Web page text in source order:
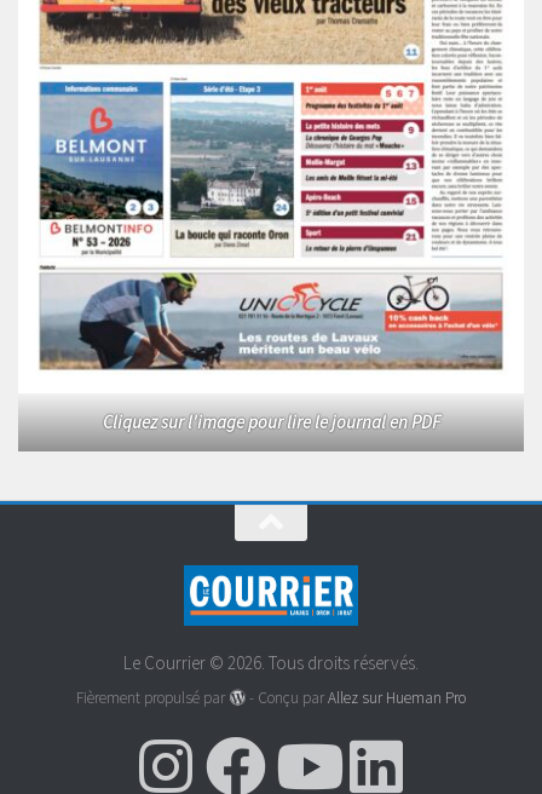
Cliquez sur l'image pour lire le journal en PDF
Le Courrier © 2026. Tous droits réservés.
Fièrement propulsé par - Conçu parAllez sur Hueman Pro